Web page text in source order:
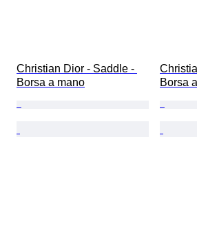
Christian Dior - Saddle -
Borsa a mano
Borsa